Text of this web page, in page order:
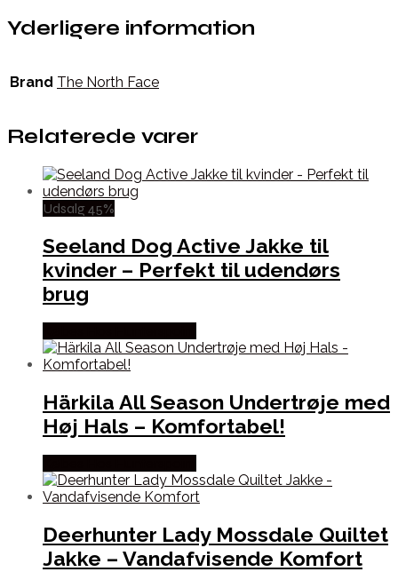
Yderligere information
Brand The North Face
Relaterede varer
Udsalg 45%
Seeland Dog Active Jakke til
kvinder – Perfekt til udendørs
brug
Härkila All Season Undertrøje med
Høj Hals – Komfortabel!
Deerhunter Lady Mossdale Quiltet
Jakke – Vandafvisende Komfort